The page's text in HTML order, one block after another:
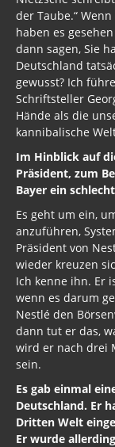
der Taube.“
haben es
dann sagen, Sie
Deutschland
gewusst? Ich
Schriftsteller
Hände als die
kannibalische
Im Hinblick auf
Präsident, zum
Bayer ein
Es geht um ein,
anzuführen,
Präsident von
wieder kreuzen
Ich kenne ihn. Er
wenn es darum
Nestlé den
dann tut er das,
wird er nach drei
sein.
Es gab einmal
Deutschland. Er
Dritten Welt
Er wurde